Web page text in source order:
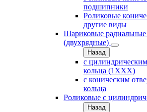
подшипники
Роликовые
другие виды
Шариковые радиальные
(двухрядные)
Назад
с
кольца (1ХХХ)
с коническим
кольца
Роликовые с
Назад